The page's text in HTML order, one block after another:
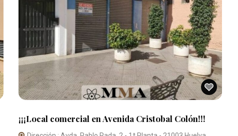
¡¡¡Local comercial en Avenida Cristobal Colón!!!